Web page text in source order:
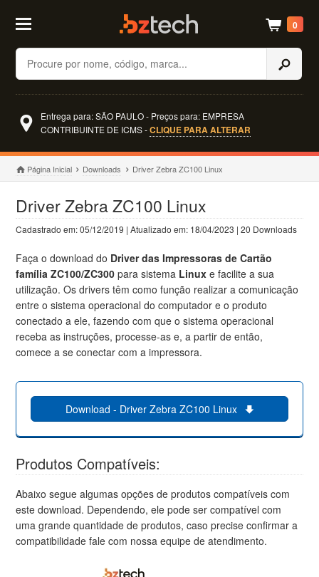
Buscar
0
Entrega para: SÃO PAULO - Preços para: EMPRESA
CONTRIBUINTE DE ICMS -CLIQUE PARA ALTERAR
Página Inicial Downloads Driver Zebra ZC100 Linux
Driver Zebra ZC100 Linux
Cadastrado em: 05/12/2019 | Atualizado em: 18/04/2023 | 20 Downloads
Faça o download do Driver das Impressoras de Cartão
família ZC100/ZC300 para sistema Linux e facilite a sua
utilização. Os drivers têm como função realizar a comunicação
entre o sistema operacional do computador e o produto
conectado a ele, fazendo com que o sistema operacional
receba as instruções, processe-as e, a partir de então,
comece a se conectar com a impressora.
Download - Driver Zebra ZC100 Linux
Produtos Compatíveis:
Abaixo segue algumas opções de produtos compatíveis com
este download. Dependendo, ele pode ser compatível com
uma grande quantidade de produtos, caso precise confirmar a
compatibilidade fale com nossa equipe de atendimento.